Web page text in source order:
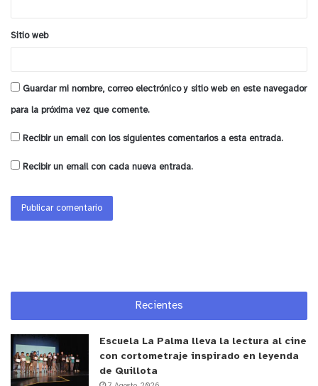
y tú, ¿qué opinas?
Sitio web
Guardar mi nombre, correo electrónico y sitio web en este navegador
para la próxima vez que comente.
Recibir un email con los siguientes comentarios a esta entrada.
Recibir un email con cada nueva entrada.
Recientes
Escuela La Palma lleva la lectura al cine
con cortometraje inspirado en leyenda
de Quillota